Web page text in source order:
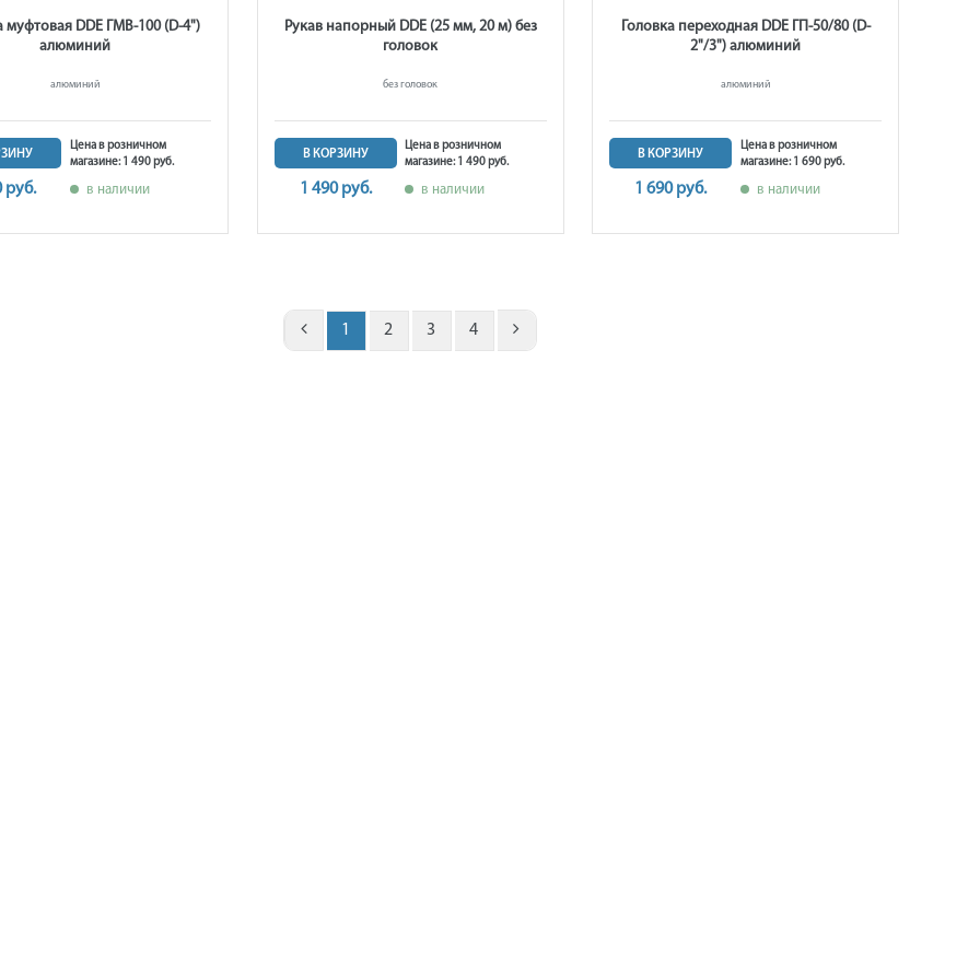
муфтовая DDE ГМВ-100 (D-4")
алюминий
алюминий
руб.
Цена в розничном
магазине: 1 490 руб.
в наличии
Рукав напорный DDE (25 мм, 20 м) без
головок
без головок
В КОРЗИНУ
1 490 руб.
Цена в розничном
магазине: 1 490 руб.
в наличии
Головка переходная DDE ГП-50/80 (D-
2"/3") алюминий
алюминий
В КОРЗИНУ
1 690 руб.
Цена в розничном
магазине: 1 690 руб.
в наличии
1 2 3 4